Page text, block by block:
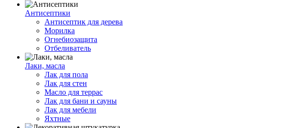
Антисептики
Антисептик для дерева
Морилка
Огнебиозащита
Отбеливатель
Лаки, масла
Лак для пола
Лак для стен
Масло для террас
Лак для бани и сауны
Лак для мебели
Яхтные